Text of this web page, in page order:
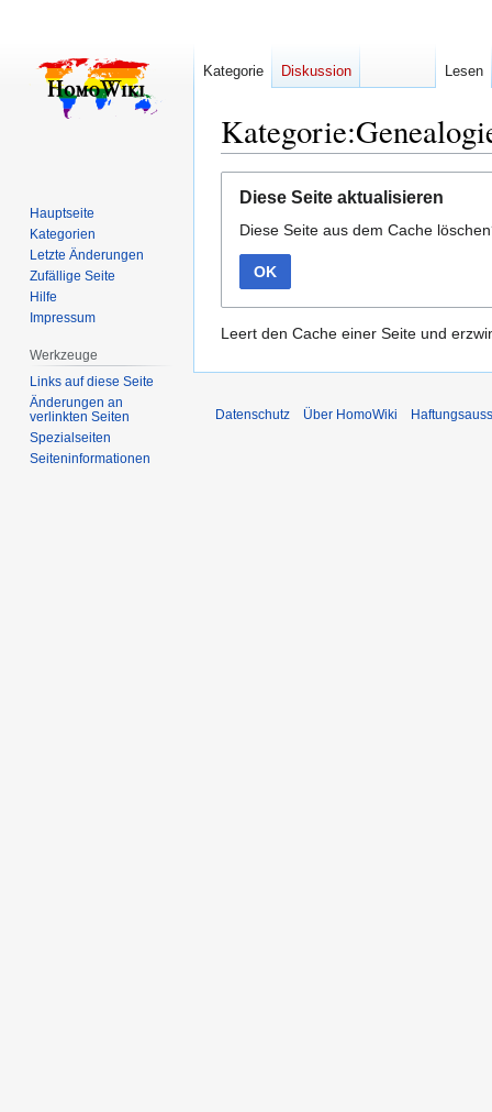
Navigation
springen
Suche
springen
Diese Seite aktualisieren
Diese Seite aus dem Cache
OK
Leert den Cache einer Seite und
Kategorie Diskussion Lesen
Hauptseite
Kategorien
Letzte Änderungen
Zufällige Seite
Hilfe
Impressum
Werkzeuge
Links auf diese Seite
Änderungen an
verlinkten Seiten
Spezialseiten
Seiten­­informationen
Datenschutz Über HomoWiki